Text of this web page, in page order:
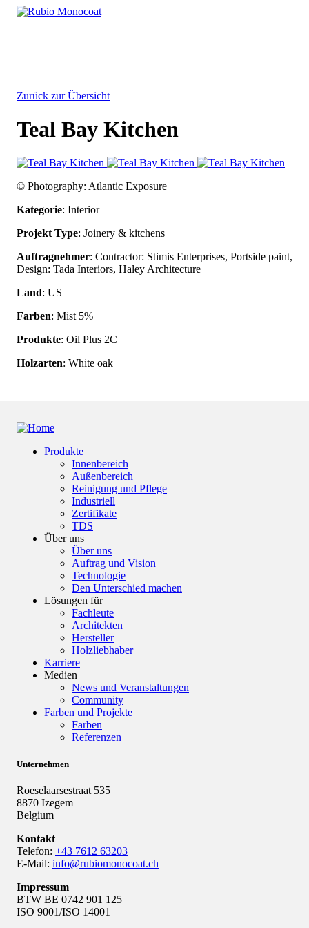
Skip
to
Zurück zur Übersicht
Teal Bay Kitchen
© Photography: Atlantic Exposure
Kategorie: Interior
Projekt Type: Joinery & kitchens
Auftragnehmer: Contractor: Stimis Enterprises, Portside paint,
Design: Tada Interiors, Haley Architecture
Land: US
Farben: Mist 5%
Produkte: Oil Plus 2C
Holzarten: White oak
Footer
Produkte
Innenbereich
Außenbereich
Reinigung und Pflege
Industriell
Zertifikate
TDS
Über uns
Über uns
Auftrag und Vision
Technologie
Den Unterschied machen
Lösungen für
Fachleute
Architekten
Hersteller
Holzliebhaber
Karriere
Medien
News und Veranstaltungen
Community
Farben und Projekte
Farben
Referenzen
Unternehmen
Roeselaarsestraat 535
8870 Izegem
Belgium
Kontakt
Telefon: +43 7612 63203
E-Mail: info@rubiomonocoat.ch
Impressum
BTW BE 0742 901 125
ISO 9001/ISO 14001